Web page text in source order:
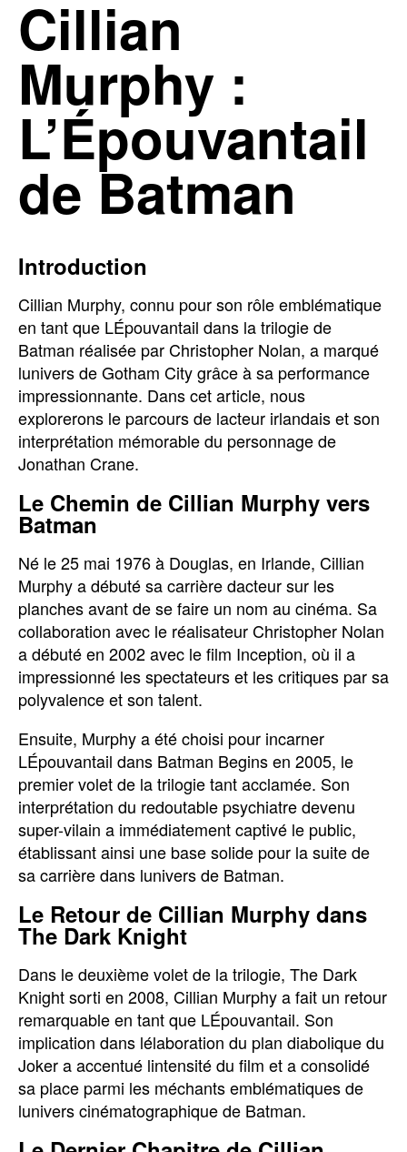
Cillian
Murphy :
L’Épouvantail
de Batman
Introduction
Cillian Murphy, connu pour son rôle emblématique
en tant que LÉpouvantail dans la trilogie de
Batman réalisée par Christopher Nolan, a marqué
lunivers de Gotham City grâce à sa performance
impressionnante. Dans cet article, nous
explorerons le parcours de lacteur irlandais et son
interprétation mémorable du personnage de
Jonathan Crane.
Le Chemin de Cillian Murphy vers
Batman
Né le 25 mai 1976 à Douglas, en Irlande, Cillian
Murphy a débuté sa carrière dacteur sur les
planches avant de se faire un nom au cinéma. Sa
collaboration avec le réalisateur Christopher Nolan
a débuté en 2002 avec le film Inception, où il a
impressionné les spectateurs et les critiques par sa
polyvalence et son talent.
Ensuite, Murphy a été choisi pour incarner
LÉpouvantail dans Batman Begins en 2005, le
premier volet de la trilogie tant acclamée. Son
interprétation du redoutable psychiatre devenu
super-vilain a immédiatement captivé le public,
établissant ainsi une base solide pour la suite de
sa carrière dans lunivers de Batman.
Le Retour de Cillian Murphy dans
The Dark Knight
Dans le deuxième volet de la trilogie, The Dark
Knight sorti en 2008, Cillian Murphy a fait un retour
remarquable en tant que LÉpouvantail. Son
implication dans lélaboration du plan diabolique du
Joker a accentué lintensité du film et a consolidé
sa place parmi les méchants emblématiques de
lunivers cinématographique de Batman.